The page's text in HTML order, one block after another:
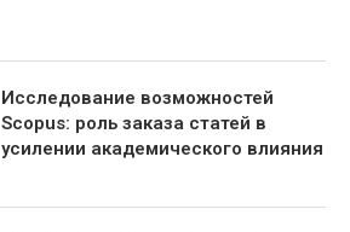
Исследование возможностей
Scopus: роль заказа статей в
усилении академического влияния